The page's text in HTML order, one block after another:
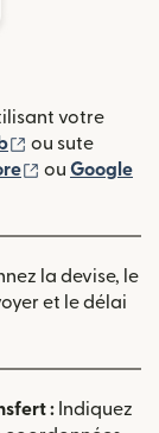
votre
(s'ouvre dans
ou sute
(s'ouvre
ou Google
la devise, le
et le délai
: Indiquez